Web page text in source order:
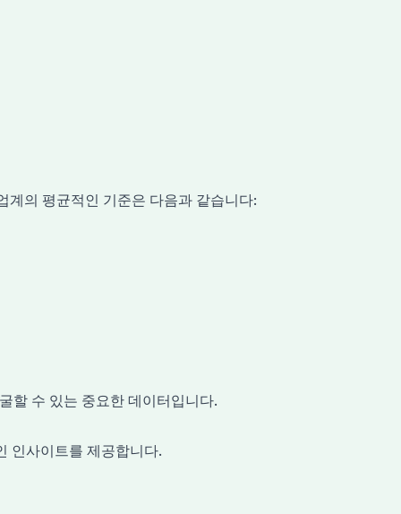
계의 평균적인 기준은 다음과 같습니다:
할 수 있는 중요한 데이터입니다.
인사이트를 제공합니다.